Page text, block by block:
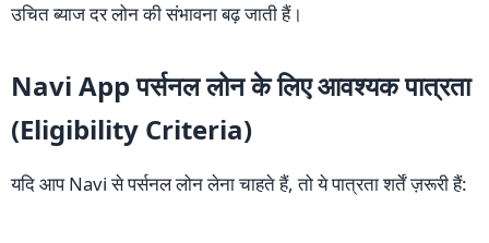
उचित ब्याज दर लोन की संभावना बढ़ जाती हैं।
Navi App पर्सनल लोन के लिए आवश्यक पात्रता
(Eligibility Criteria)
यदि आप Navi से पर्सनल लोन लेना चाहते हैं, तो ये पात्रता शर्तें ज़रूरी हैं: